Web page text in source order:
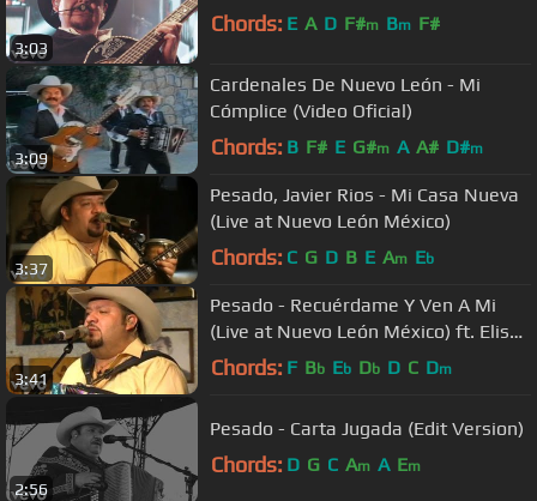
3:03
Chords: E A D F#m Bm F#
3:09
Cardenales De Nuevo León - Mi
Cómplice (Video Oficial)
Chords: B F# E G#m A A# D#m
3:37
Pesado, Javier Rios - Mi Casa Nueva
(Live at Nuevo León México)
Chords: C G D B E Am Eb
3:41
Pesado - Recuérdame Y Ven A Mi
(Live at Nuevo León México) ft. Eliseo
Robles
Chords: F Bb Eb Db D C Dm
2:56
Pesado - Carta Jugada (Edit Version)
Chords: D G C Am A Em